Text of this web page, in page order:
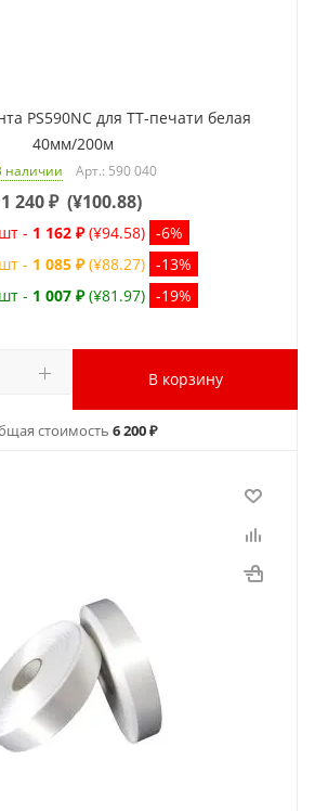
PS590NC для ТТ-печати белая
40мм/200м
наличии Арт.: 590 040
1 240₽ (¥100.88)
- 1 162 ₽ (¥94.58) -6%
- 1 085 ₽ (¥88.27) -13%
- 1 007 ₽ (¥81.97) -19%
В корзину
стоимость 6 200 ₽